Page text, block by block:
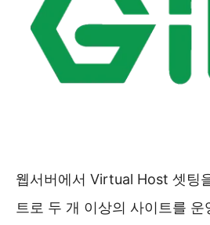
웹서버에서 Virtual Host 셋팅
트로 두 개 이상의 사이트를